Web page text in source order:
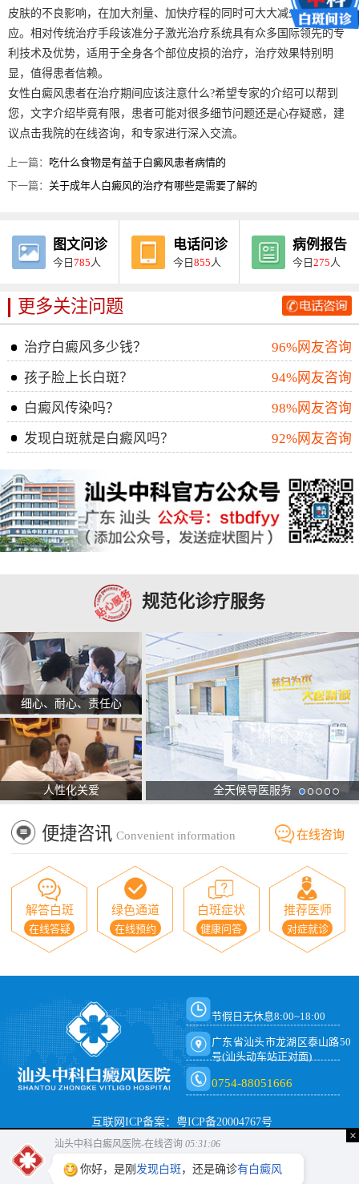
皮肤的不良影响，在加大剂量、加快疗程的同时可大大减少不良反
应。相对传统治疗手段该准分子激光治疗系统具有众多国际领先的专
利技术及优势，适用于全身各个部位皮损的治疗，治疗效果特别明
显，值得患者信赖。
女性白癜风患者在治疗期间应该注意什么?希望专家的介绍可以帮到
您，文字介绍毕竟有限，患者可能对很多细节问题还是心存疑惑，建
议点击我院的在线咨询，和专家进行深入交流。
上一篇： 吃什么食物是有益于白癜风患者病情的
下一篇：关于成年人白癜风的治疗有哪些是需要了解的
图文问诊
今日785 人
电话问诊
今日855 人
病例报告
今日275 人
更多关注问题
治疗白癜风多少钱？
96%网友咨询
孩子脸上长白斑？
94%网友咨询
白癜风传染吗？
98%网友咨询
发现白斑就是白癜风吗？
92%网友咨询
规范化诊疗服务
细心、耐心、责任心
人性化关爱 全天候导医服务
便捷咨讯 Convenient information 在线咨询
解答白斑
在线答疑
绿色通道
在线预约
白斑症状
健康问答
推荐医师
对症就诊
节假日无休息8:00~18:00
广东省汕头市龙湖区泰山路50
号(汕头动车站正对面)
0754-88051666
互联网ICP备案：粤ICP备20004767号
×
汕头中科白癜风医院-在线咨询 05:31:06
你好，是刚 发现白斑 ，还是确诊有白癜风